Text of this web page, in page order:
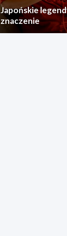
Japońskie
znaczenie